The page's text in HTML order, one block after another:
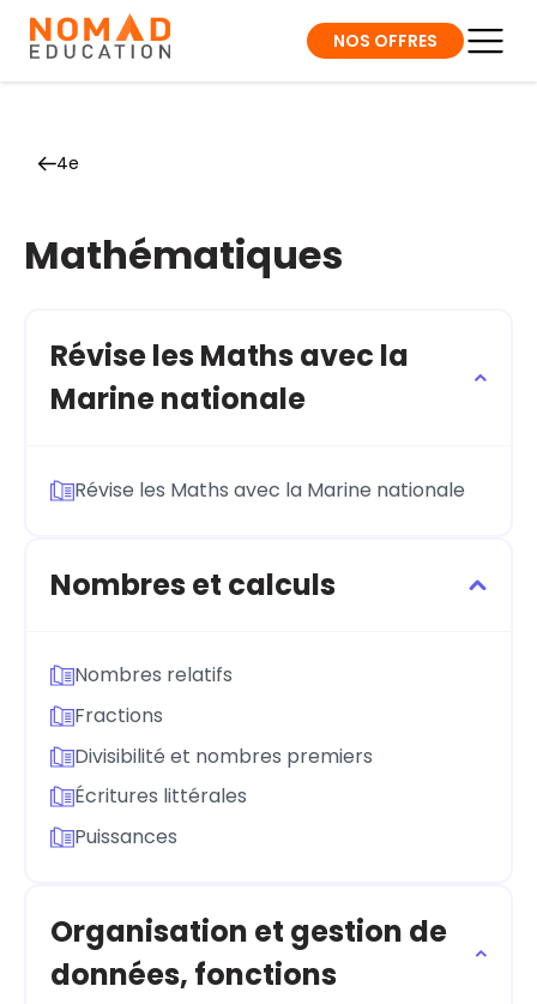
NOS OFFRES
4e
Mathématiques
Révise les Maths avec la
Marine nationale
Révise les Maths avec la Marine nationale
Nombres et calculs
Nombres relatifs
Fractions
Divisibilité et nombres premiers
Écritures littérales
Puissances
Organisation et gestion de
données, fonctions